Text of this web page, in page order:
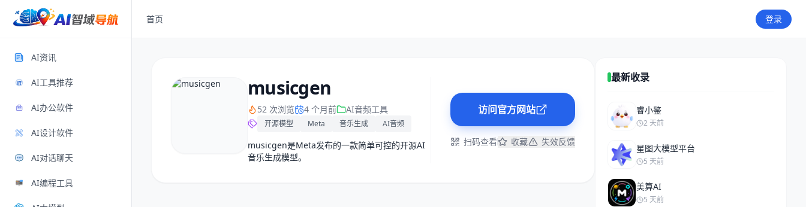
AI资讯
AI工具推荐
AI办公软件
AI设计软件
AI对话聊天
AI编程工具
首页 登录
musicgen
52 次浏览 4 个月前 AI音频工具
开源模型 Meta 音乐生成 AI音频
musicgen是Meta发布的一款简单可控的开源AI
音乐生成模型。
访问官方网站
扫码查看 收藏 失效反馈
最新收录
睿小鉴
2 天前
星图大模型平台
5 天前
美算AI
5 天前